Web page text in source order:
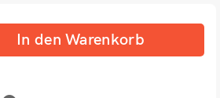
In den Warenkorb